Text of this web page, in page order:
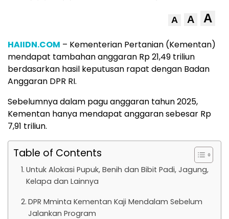
A A A
HAIIDN.COM – Kementerian Pertanian (Kementan)
mendapat tambahan anggaran Rp 21,49 triliun
berdasarkan hasil keputusan rapat dengan Badan
Anggaran DPR RI.
Sebelumnya dalam pagu anggaran tahun 2025,
Kementan hanya mendapat anggaran sebesar Rp
7,91 triliun.
Table of Contents
Untuk Alokasi Pupuk, Benih dan Bibit Padi, Jagung,
Kelapa dan Lainnya
DPR Mminta Kementan Kaji Mendalam Sebelum
Jalankan Program